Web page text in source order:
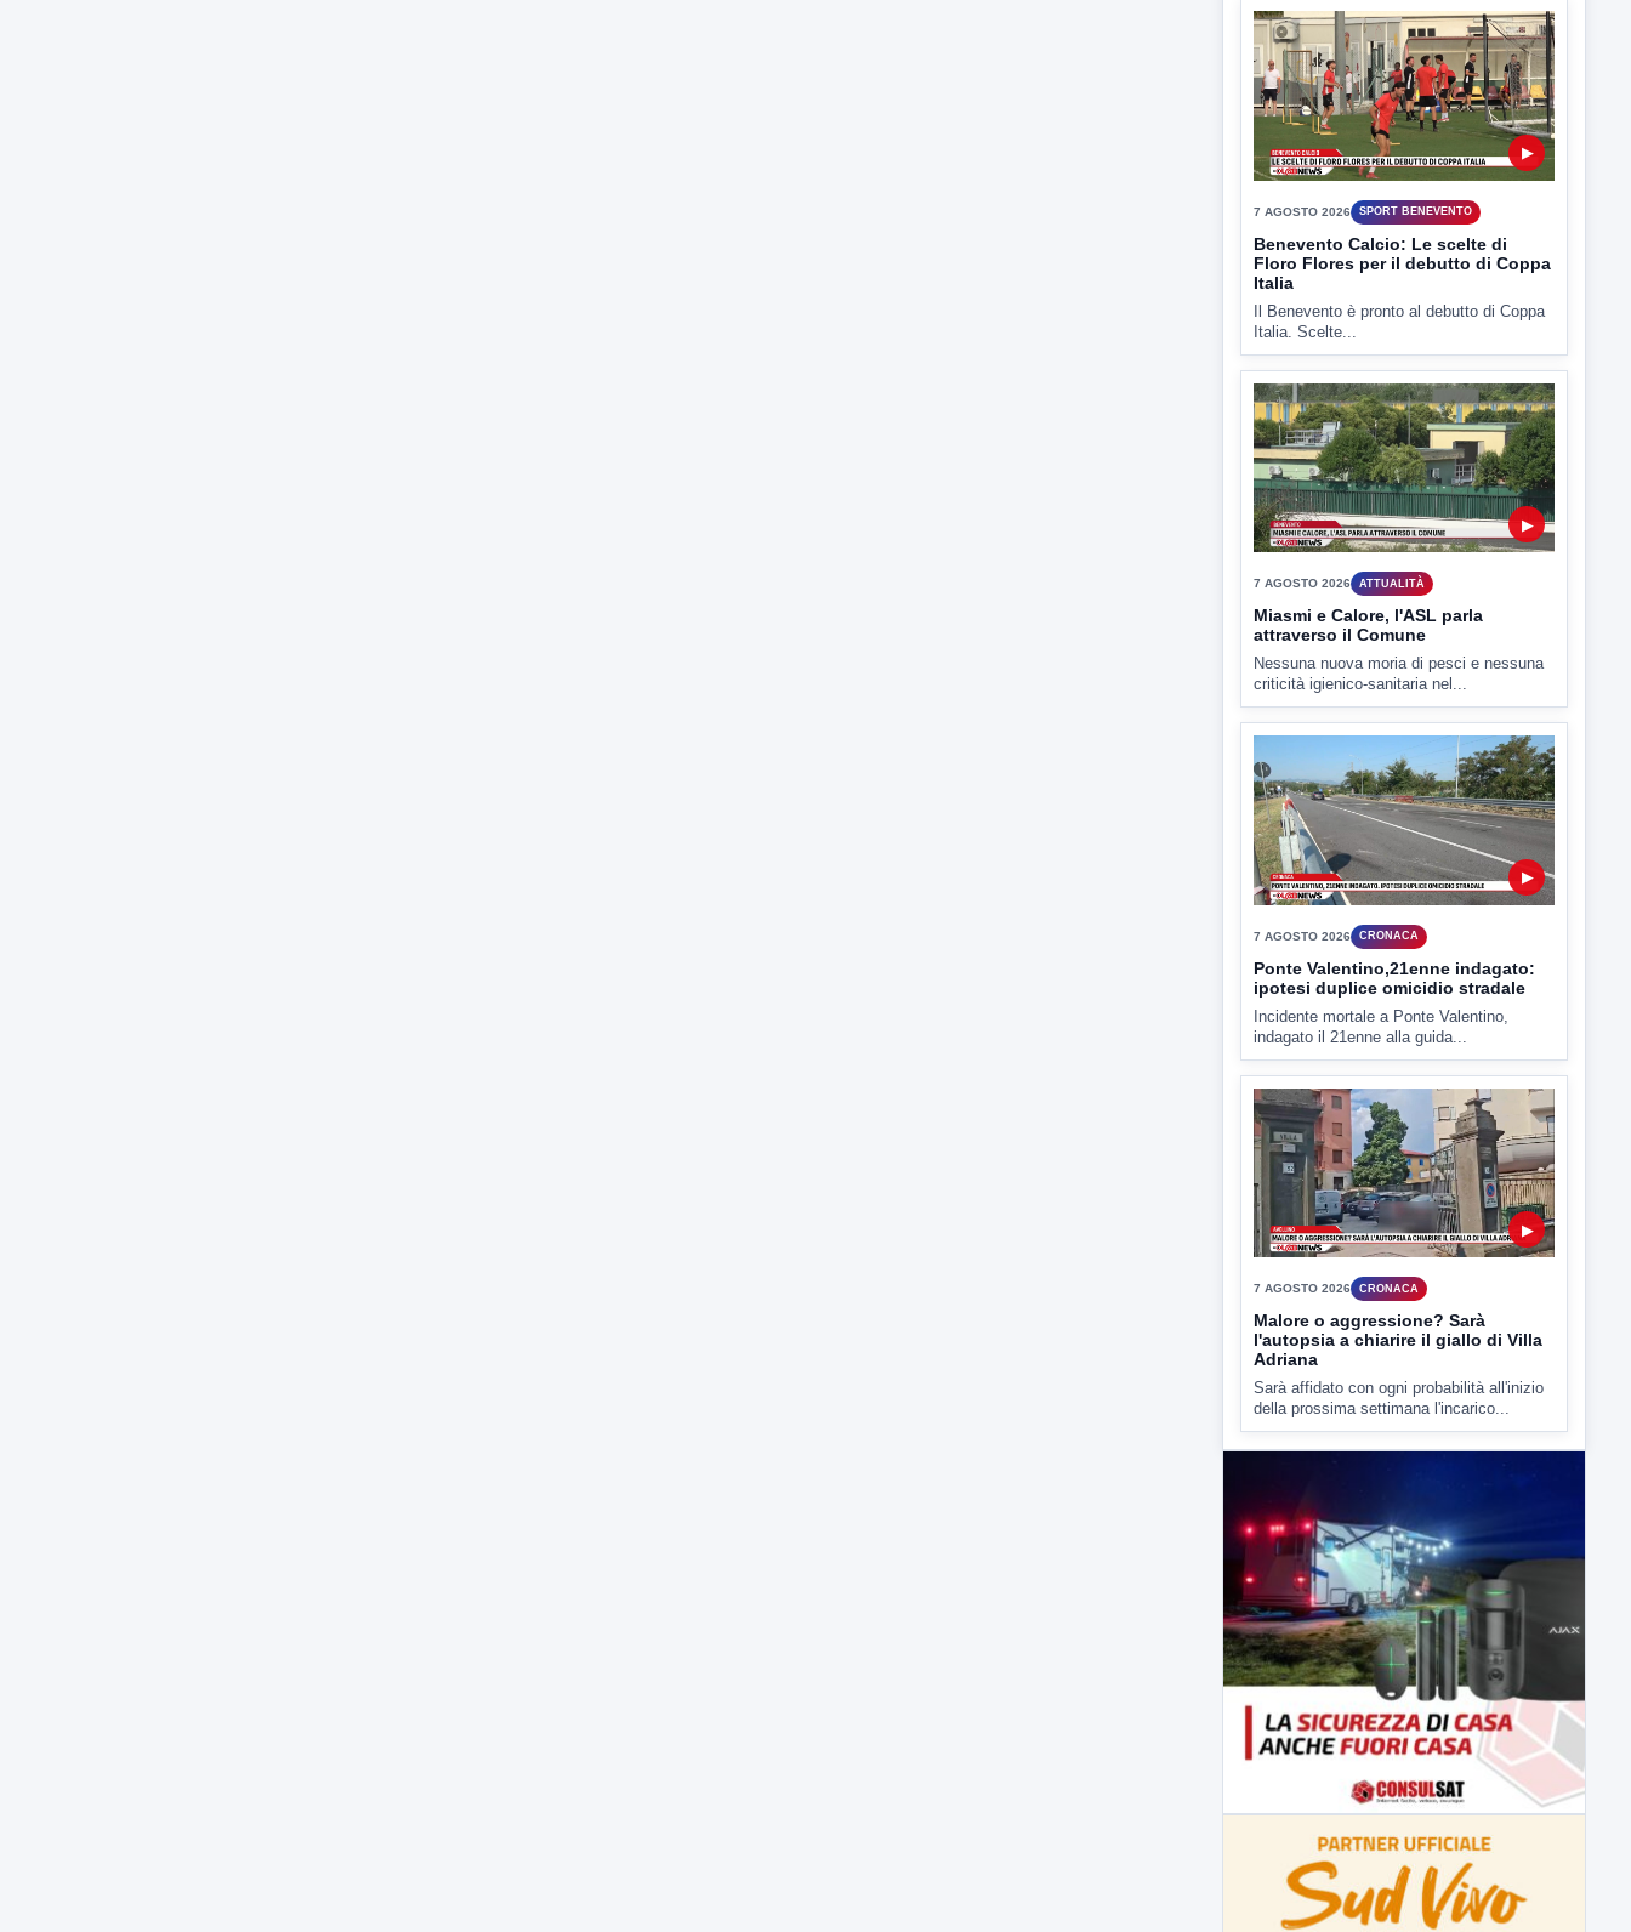
ULTIMI VIDEO
TUTTI I VIDEO
7 AGOSTO 2026
Benevento Calcio: Le scelte di
Floro Flores per il debutto di Coppa
Italia
Il Benevento è pronto al debutto di Coppa
Italia. Scelte...
Miasmi e Calore, l'ASL parla
attraverso il Comune
Nessuna nuova moria di pesci e nessuna
criticità igienico-sanitaria nel...
▶
Ponte Valentino,21enne indagato:
ipotesi duplice omicidio stradale
Incidente mortale a Ponte Valentino,
indagato il 21enne alla guida...
7 AGOSTO 2026 CRONACA
Malore o aggressione? Sarà
l'autopsia a chiarire il giallo di Villa
Adriana
della prossima settimana l'incarico...